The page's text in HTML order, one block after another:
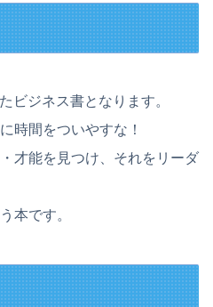
ビジネス書となります。
時間をついやすな！
才能を見つけ、それをリーダ
本です。